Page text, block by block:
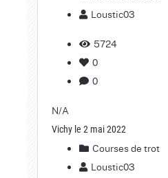
Loustic03
5724
0
0
N/A
Vichy le 2 mai 2022
Courses de trot
Loustic03